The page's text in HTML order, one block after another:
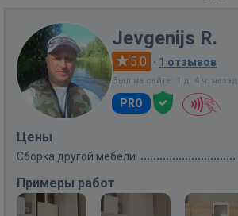
Jevgenijs R.
5.0 · 1 отзывов
Был на сайте: 1 д. 4 ч. назад
PRO
Цены
Сборка другой мебели
Примеры работ